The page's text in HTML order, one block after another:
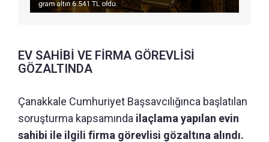
EV SAHİBİ VE FİRMA GÖREVLİSİ
GÖZALTINDA
Çanakkale Cumhuriyet Başsavcılığınca başlatılan
soruşturma kapsamında ilaçlama yapılan evin
sahibi ile ilgili firma görevlisi gözaltına alındı.